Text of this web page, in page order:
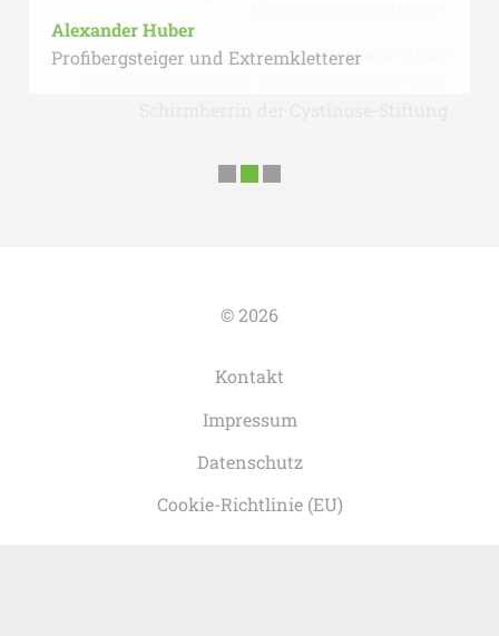
Melanie Huml
Alexander Huber
Profibergsteiger und Extremkletterer
© 2026
Kontakt
Impressum
Datenschutz
Cookie-Richtlinie (EU)